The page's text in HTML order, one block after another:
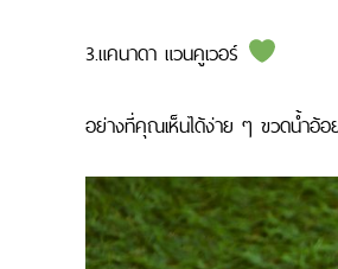
3.แคนาดา แวนคูเวอร์
อย่างที่คุณเห็นได้ง่าย ๆ ขวดน้ำอ้